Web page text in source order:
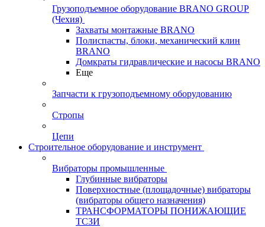
Грузоподъемное оборудование BRANO GROUP
(Чехия)
Захваты монтажные BRANO
Полиспасты, блоки, механический клин
BRANO
Домкраты гидравлические и насосы BRANO
Еще
Запчасти к грузоподъемному оборудованию
Стропы
Цепи
Строительное оборудование и инструмент
Вибраторы промышленные
Глубинные вибраторы
Поверхностные (площадочные) вибраторы
(вибраторы общего назначения)
ТРАНСФОРМАТОРЫ ПОНИЖАЮЩИЕ
ТСЗИ